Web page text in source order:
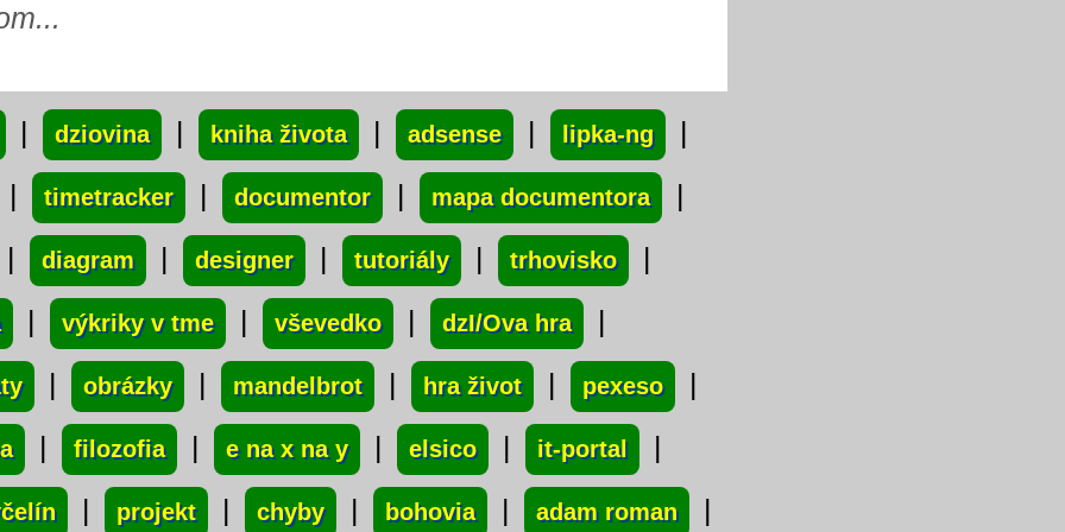
| dziovina | kniha života | adsense | lipka-ng |
| timetracker | documentor | mapa documentora |
| diagram | designer | tutoriály | trhovisko |
| výkriky v tme | vševedko | dzI/Ova hra |
| obrázky | mandelbrot | hra život | pexeso |
| filozofia | e na x na y | elsico | it-portal |
| projekt | chyby | bohovia | adam roman |